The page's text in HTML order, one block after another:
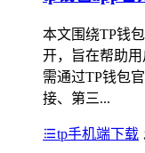
本文围绕TP钱
开，旨在帮助用
需通过TP钱包
接、第三...
tp手机端下载